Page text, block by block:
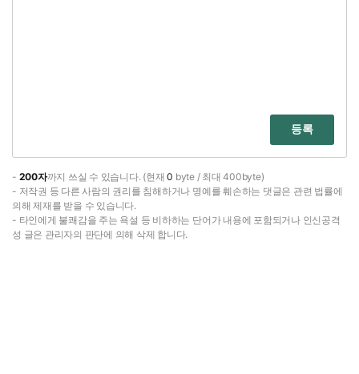
등록
- 200자까지 쓰실 수 있습니다. (현재0 byte / 최대 400byte)
- 저작권 등 다른 사람의 권리를 침해하거나 명예를 훼손하는 댓글은 관련 법률에
의해 제재를 받을 수 있습니다.
- 타인에게 불쾌감을 주는 욕설 등 비하하는 단어가 내용에 포함되거나 인신공격
성 글은 관리자의 판단에 의해 삭제 합니다.